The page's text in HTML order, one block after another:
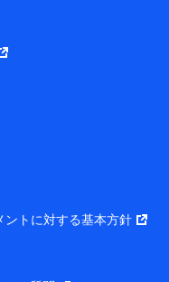
ンシャルグループ
を共同利用しま
目】
ナンシャルグルー
用に関する情報。例
歴などが含まれます。
ントに対する基本方針